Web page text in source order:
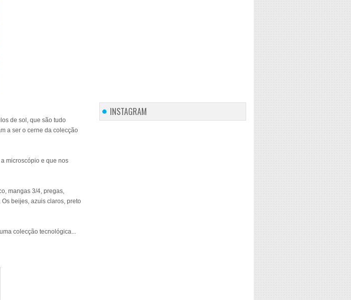
de sol, que são tudo
a ser o cerne da colecção
microscópio e que nos
mangas 3/4, pregas,
beijes, azuis claros, preto
colecção tecnológica...
INSTAGRAM